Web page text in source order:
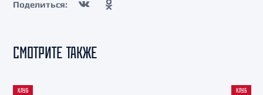
Поделиться:
СМОТРИТЕ ТАКЖЕ
КЛУБ КЛУБ